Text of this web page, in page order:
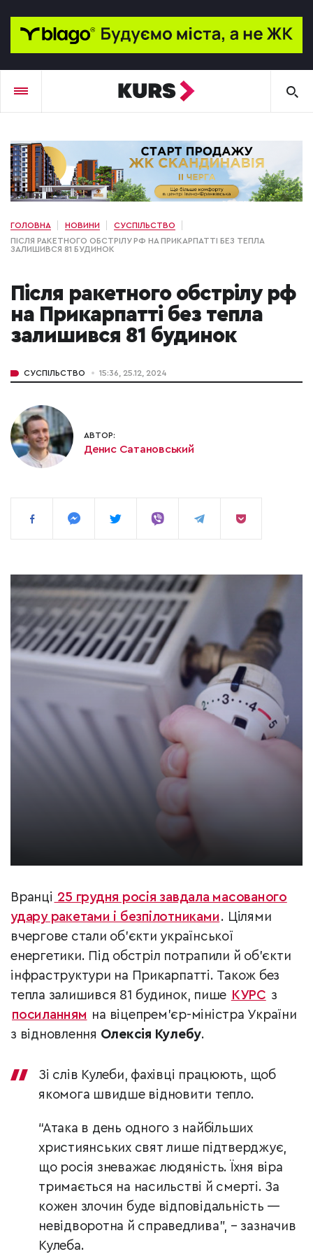
ГОЛОВНА НОВИНИ
СУСПІЛЬСТВО
ПІСЛЯ РАКЕТНОГО ОБСТРІЛУ РФ НА ПРИКАРПАТТІ БЕЗ ТЕПЛА
ЗАЛИШИВСЯ 81 БУДИНОК
Після ракетного обстрілу рф
на Прикарпатті без тепла
залишився 81 будинок
СУСПІЛЬСТВО 15:36, 25.12, 2024
АВТОР:
Денис Сатановський
Вранці 25 грудня росія завдала масованого
удару ракетами і безпілотниками . Цілями
вчергове стали об’єкти української
енергетики. Під обстріл потрапили й об’єкти
інфраструктури на Прикарпатті. Також без
тепла залишився 81 будинок, пише КУРС з
посиланням на віцепрем’єр-міністра України
з відновлення Олексія Кулебу.
Зі слів Кулеби, фахівці працюють, щоб
якомога швидше відновити тепло.
“Атака в день одного з найбільших
християнських свят лише підтверджує,
що росія зневажає людяність. Їхня віра
тримається на насильстві й смерті. За
кожен злочин буде відповідальність —
невідворотна й справедлива”, – зазначив
Кулеба.